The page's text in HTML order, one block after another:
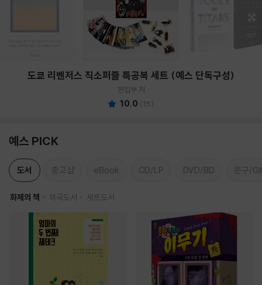
도쿄 리벤저스 직소퍼즐 특공복 세트 (예스 단독구성)
편집부 저
10.0 (15)
예스 PICK
도서 중고샵 eBook CD/LP DVD/BD 문구/
화제의 책 외국도서 세트도서